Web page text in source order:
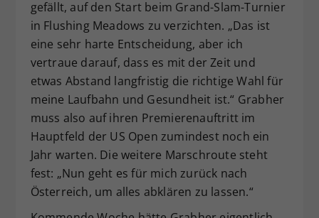
gefällt, auf den Start beim Grand-Slam-Turnier
in Flushing Meadows zu verzichten. „Das ist
eine sehr harte Entscheidung, aber ich
vertraue darauf, dass es mit der Zeit und
etwas Abstand langfristig die richtige Wahl für
meine Laufbahn und Gesundheit ist.“ Grabher
muss also auf ihren Premierenauftritt im
Hauptfeld der US Open zumindest noch ein
Jahr warten. Die weitere Marschroute steht
fest: „Nun geht es für mich zurück nach
Österreich, um alles abklären zu lassen.“